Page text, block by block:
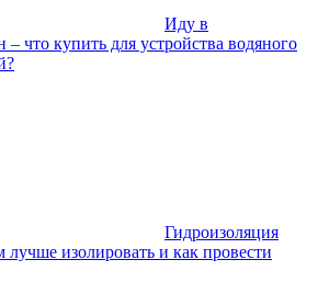
Иду в
– что купить для устройства водяного
Гидроизоляция
лучше изолировать и как провести